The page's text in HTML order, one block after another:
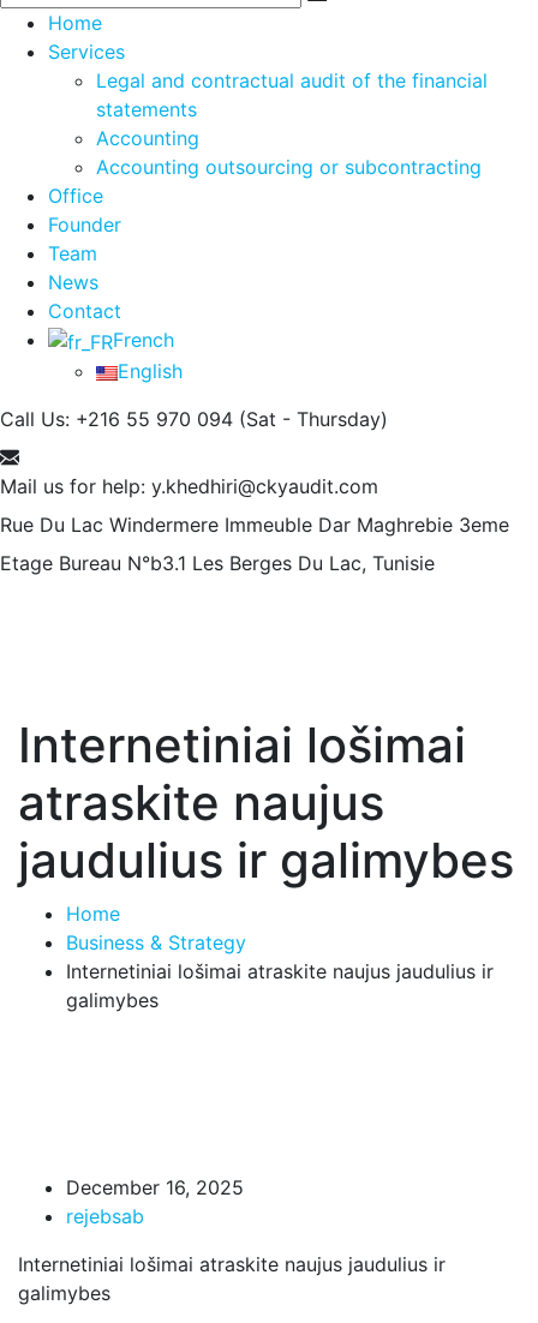
Home
Services
Legal and contractual audit of the financial
statements
Accounting
Accounting outsourcing or subcontracting
Office
Founder
Team
News
Contact
French
English
Call Us: +216 55 970 094 (Sat - Thursday)
Mail us for help: y.khedhiri@ckyaudit.com
Rue Du Lac Windermere Immeuble Dar Maghrebie 3eme
Etage Bureau N°b3.1 Les Berges Du Lac, Tunisie
Internetiniai lošimai
atraskite naujus
jaudulius ir galimybes
Home
Business & Strategy
Internetiniai lošimai atraskite naujus jaudulius ir
galimybes
December 16, 2025
rejebsab
Internetiniai lošimai atraskite naujus jaudulius ir
galimybes